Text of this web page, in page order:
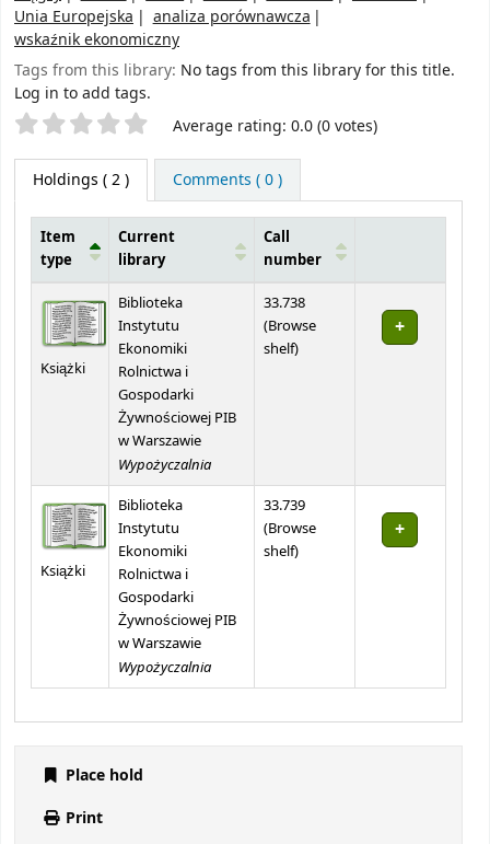
Unia Europejska
analiza porównawcza
wskaźnik ekonomiczny
Tags from this library: No tags from this library for this title.
Log in to add tags.
Star ratings Average rating: 0.0 (0 votes)
Holdings ( 2 ) Comments ( 0 )
Item
type
Current
library
Call
number
Książki
Biblioteka
Instytutu
Ekonomiki
Rolnictwa i
Gospodarki
Żywnościowej PIB
w Warszawie
Wypożyczalnia
33.738
(Browse
shelf(Opens below)
)
Książki
Biblioteka
Instytutu
Ekonomiki
Rolnictwa i
Gospodarki
Żywnościowej PIB
w Warszawie
Wypożyczalnia
33.739
(Browse
shelf(Opens below)
)
Place hold
Print